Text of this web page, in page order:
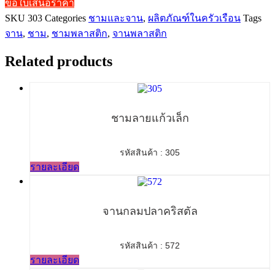
ขอใบเสนอราคา
SKU 303 Categories ชามและจาน, ผลิตภัณฑ์ในครัวเรือน Tags
จาน, ชาม, ชามพลาสติก, จานพลาสติก
Related products
ชามลายแก้วเล็ก
รหัสสินค้า : 305
รายละเอียด
จานกลมปลาคริสตัล
รหัสสินค้า : 572
รายละเอียด